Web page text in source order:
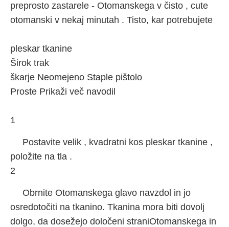
preprosto zastarele - Otomanskega v čisto , cute
otomanski v nekaj minutah . Tisto, kar potrebujete
pleskar tkanine
Širok trak
škarje Neomejeno Staple pištolo
Proste Prikaži več navodil
1
Postavite velik , kvadratni kos pleskar tkanine ,
položite na tla .
2
Obrnite Otomanskega glavo navzdol in jo
osredotočiti na tkanino. Tkanina mora biti dovolj
dolgo, da dosežejo določeni straniOtomanskega in